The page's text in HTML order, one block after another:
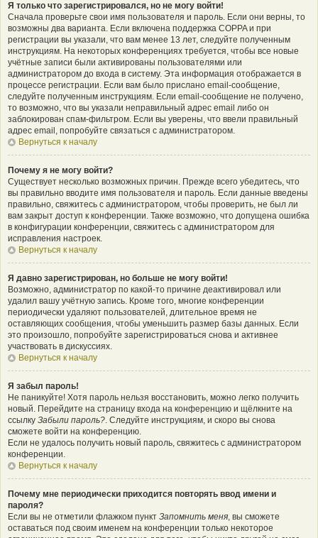
Я только что зарегистрировался, но не могу войти!
Сначала проверьте свои имя пользователя и пароль. Если они верны, то
возможны два варианта. Если включена поддержка COPPA и при
регистрации вы указали, что вам менее 13 лет, следуйте полученным
инструкциям. На некоторых конференциях требуется, чтобы все новые
учётные записи были активированы пользователями или
администратором до входа в систему. Эта информация отображается в
процессе регистрации. Если вам было прислано email-сообщение,
следуйте полученным инструкциям. Если email-сообщение не получено,
то возможно, что вы указали неправильный адрес email либо он
заблокирован спам-фильтром. Если вы уверены, что ввели правильный
адрес email, попробуйте связаться с администратором.
Вернуться к началу
Почему я не могу войти?
Существует несколько возможных причин. Прежде всего убедитесь, что
вы правильно вводите имя пользователя и пароль. Если данные введены
правильно, свяжитесь с администратором, чтобы проверить, не был ли
вам закрыт доступ к конференции. Также возможно, что допущена ошибка
в конфигурации конференции, свяжитесь с администратором для
исправления настроек.
Вернуться к началу
Я давно зарегистрирован, но больше не могу войти!
Возможно, администратор по какой-то причине деактивировал или
удалил вашу учётную запись. Кроме того, многие конференции
периодически удаляют пользователей, длительное время не
оставляющих сообщения, чтобы уменьшить размер базы данных. Если
это произошло, попробуйте зарегистрироваться снова и активнее
участвовать в дискуссиях.
Вернуться к началу
Я забыл пароль!
Не паникуйте! Хотя пароль нельзя восстановить, можно легко получить
новый. Перейдите на страницу входа на конференцию и щёлкните на
ссылку Забыли пароль?. Следуйте инструкциям, и скоро вы снова
сможете войти на конференцию.
Если не удалось получить новый пароль, свяжитесь с администратором
конференции.
Вернуться к началу
Почему мне периодически приходится повторять ввод имени и
пароля?
Если вы не отметили флажком пункт Запомнить меня, вы сможете
оставаться под своим именем на конференции только некоторое